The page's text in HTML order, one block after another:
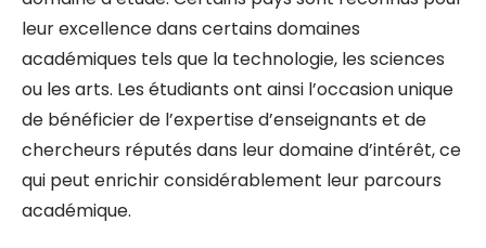
leur excellence dans certains domaines
académiques tels que la technologie, les sciences
ou les arts. Les étudiants ont ainsi l’occasion unique
de bénéficier de l’expertise d’enseignants et de
chercheurs réputés dans leur domaine d’intérêt, ce
qui peut enrichir considérablement leur parcours
académique.